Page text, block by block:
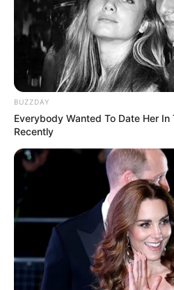
-ad5
Dramas5763
3179 – Dramas biográficos
4961 – Dramas baseados
3653 Dramas baseados na
500 – Dramas LGBTQ
6889 – Dramas policiais
6616 – Dramas políticos
1255 – Dramas românticos
3947 – Dramas sobre
11 – Dramas militares
7243 – Dramas sobre
5012 – Dramas sobre
BUZZDAY
Everybody Wanted To Date Her
Recently